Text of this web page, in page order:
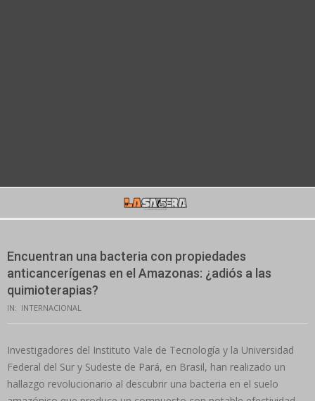
Encuentran una bacteria con propiedades
anticancerígenas en el Amazonas: ¿adiós a las
quimioterapias?
IN: INTERNACIONAL
Investigadores del Instituto Vale de Tecnología y la Universidad
Federal del Sur y Sudeste de Pará, en Brasil, han realizado un
hallazgo revolucionario al descubrir una bacteria en el suelo